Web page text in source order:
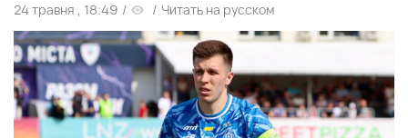
24 травня , 18:49 / / Читать на русском